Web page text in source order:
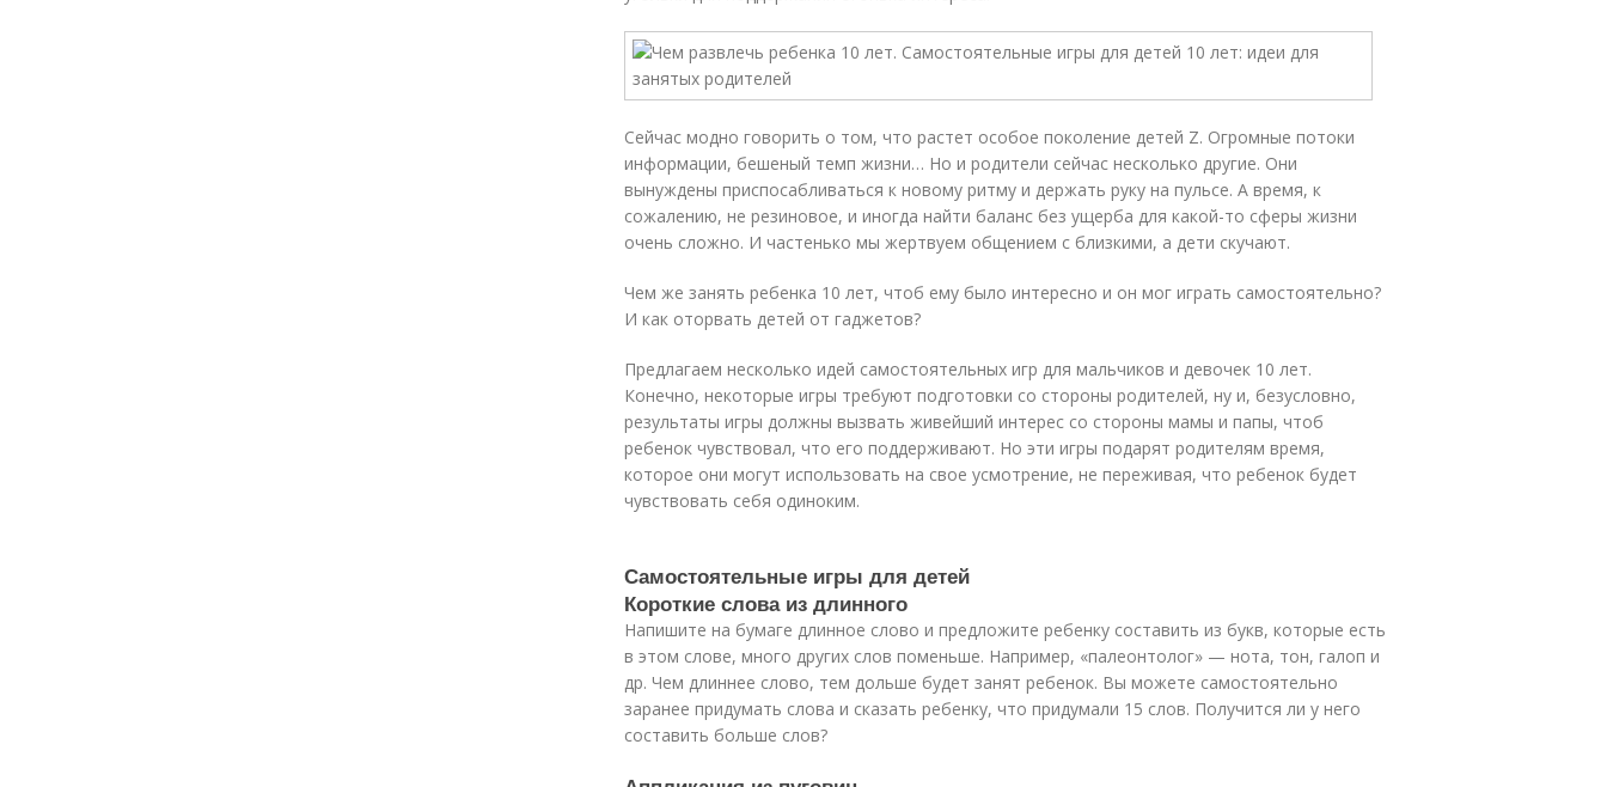
Сейчас модно говорить о том, что растет особое поколение детей Z. Огромные потоки
информации, бешеный темп жизни… Но и родители сейчас несколько другие. Они
вынуждены приспосабливаться к новому ритму и держать руку на пульсе. А время, к
сожалению, не резиновое, и иногда найти баланс без ущерба для какой-то сферы жизни
очень сложно. И частенько мы жертвуем общением с близкими, а дети скучают.
Чем же занять ребенка 10 лет, чтоб ему было интересно и он мог играть самостоятельно?
И как оторвать детей от гаджетов?
Предлагаем несколько идей самостоятельных игр для мальчиков и девочек 10 лет.
Конечно, некоторые игры требуют подготовки со стороны родителей, ну и, безусловно,
результаты игры должны вызвать живейший интерес со стороны мамы и папы, чтоб
ребенок чувствовал, что его поддерживают. Но эти игры подарят родителям время,
которое они могут использовать на свое усмотрение, не переживая, что ребенок будет
чувствовать себя одиноким.
Самостоятельные игры для детей
Короткие слова из длинного
Напишите на бумаге длинное слово и предложите ребенку составить из букв, которые есть
в этом слове, много других слов поменьше. Например, «палеонтолог» — нота, тон, галоп и
др. Чем длиннее слово, тем дольше будет занят ребенок. Вы можете самостоятельно
заранее придумать слова и сказать ребенку, что придумали 15 слов. Получится ли у него
составить больше слов?